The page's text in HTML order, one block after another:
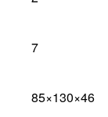
7
85×130×46